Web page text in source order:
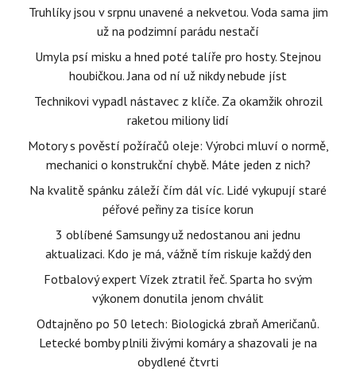
Truhlíky jsou v srpnu unavené a nekvetou. Voda sama jim
už na podzimní parádu nestačí
Umyla psí misku a hned poté talíře pro hosty. Stejnou
houbičkou. Jana od ní už nikdy nebude jíst
Technikovi vypadl nástavec z klíče. Za okamžik ohrozil
raketou miliony lidí
Motory s pověstí požíračů oleje: Výrobci mluví o normě,
mechanici o konstrukční chybě. Máte jeden z nich?
Na kvalitě spánku záleží čím dál víc. Lidé vykupují staré
péřové peřiny za tisíce korun
3 oblíbené Samsungy už nedostanou ani jednu
aktualizaci. Kdo je má, vážně tím riskuje každý den
Fotbalový expert Vízek ztratil řeč. Sparta ho svým
výkonem donutila jenom chválit
Odtajněno po 50 letech: Biologická zbraň Američanů.
Letecké bomby plnili živými komáry a shazovali je na
obydlené čtvrti